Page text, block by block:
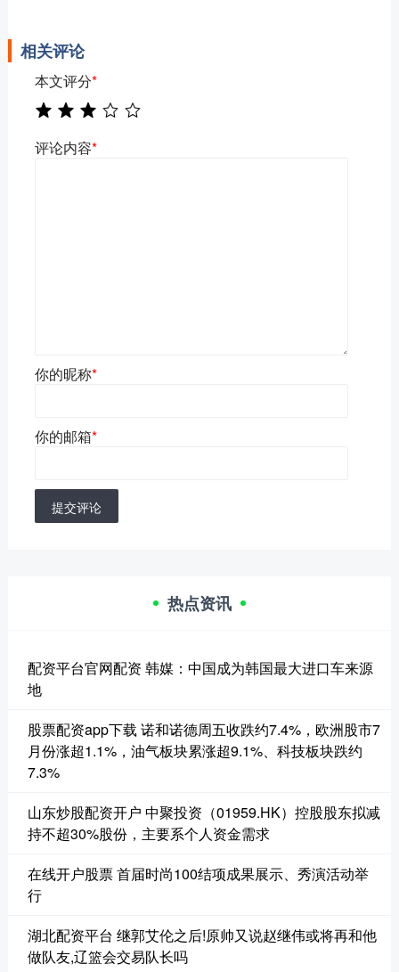
相关评论
本文评分*
评论内容*
你的昵称*
你的邮箱*
提交评论
热点资讯
配资平台官网配资 韩媒：中国成为韩国最大进口车来源
地
股票配资app下载 诺和诺德周五收跌约7.4%，欧洲股市7
月份涨超1.1%，油气板块累涨超9.1%、科技板块跌约
7.3%
山东炒股配资开户 中聚投资（01959.HK）控股股东拟减
持不超30%股份，主要系个人资金需求
在线开户股票 首届时尚100结项成果展示、秀演活动举
行
湖北配资平台 继郭艾伦之后!原帅又说赵继伟或将再和他
做队友,辽篮会交易队长吗